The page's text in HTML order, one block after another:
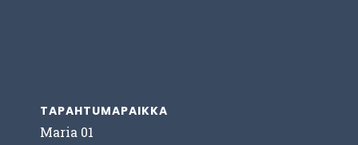
TAPAHTUMAPAIKKA
Maria 01